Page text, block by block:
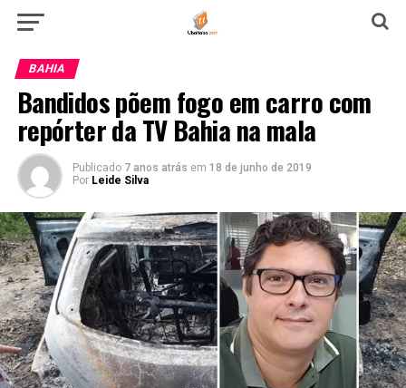
BAHIA
Bandidos põem fogo em carro com
repórter da TV Bahia na mala
Publicado 7 anos atrás em 18 de junho de 2019
Por Leide Silva